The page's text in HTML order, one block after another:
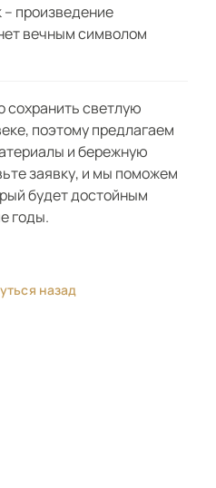
произведение
вечным символом
светлую
поэтому предлагаем
и бережную
заявку, и мы поможем
будет достойным
годы.
назад